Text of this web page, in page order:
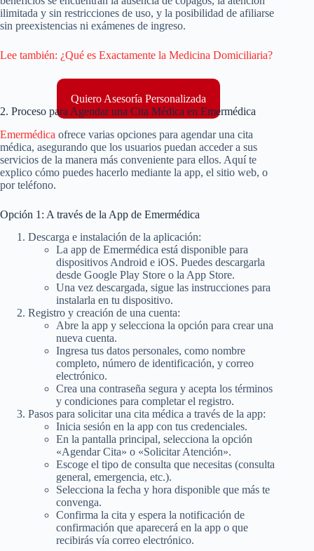
ilimitada y sin restricciones de uso, y la posibilidad de afiliarse
sin preexistencias ni exámenes de ingreso.
Lee también: ¿Qué es Exactamente la Medicina Domiciliaria?
Quiero Asesoría Personalizada
2. Proceso para Agendar una Cita Médica en Emermédica
Emermédica ofrece varias opciones para agendar una cita
médica, asegurando que los usuarios puedan acceder a sus
servicios de la manera más conveniente para ellos. Aquí te
explico cómo puedes hacerlo mediante la app, el sitio web, o
por teléfono.
Opción 1: A través de la App de Emermédica
Descarga e instalación de la aplicación:
La app de Emermédica está disponible para
dispositivos Android e iOS. Puedes descargarla
desde Google Play Store o la App Store.
Una vez descargada, sigue las instrucciones para
instalarla en tu dispositivo.
Registro y creación de una cuenta:
Abre la app y selecciona la opción para crear una
nueva cuenta.
Ingresa tus datos personales, como nombre
completo, número de identificación, y correo
electrónico.
Crea una contraseña segura y acepta los términos
y condiciones para completar el registro.
Pasos para solicitar una cita médica a través de la app:
Inicia sesión en la app con tus credenciales.
En la pantalla principal, selecciona la opción
«Agendar Cita» o «Solicitar Atención».
Escoge el tipo de consulta que necesitas (consulta
general, emergencia, etc.).
Selecciona la fecha y hora disponible que más te
convenga.
Confirma la cita y espera la notificación de
confirmación que aparecerá en la app o que
recibirás vía correo electrónico.